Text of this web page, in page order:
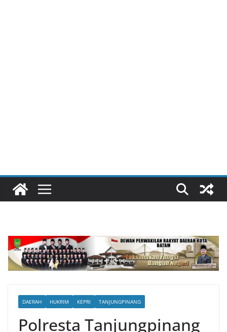
DAERAH HUKRIM KEPRI TANJUNGPINANG
Polresta Tanjungpinang